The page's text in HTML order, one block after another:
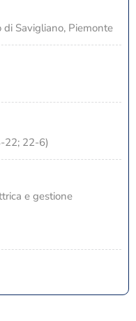
Savigliano, Piemonte
22; 22-6)
e gestione